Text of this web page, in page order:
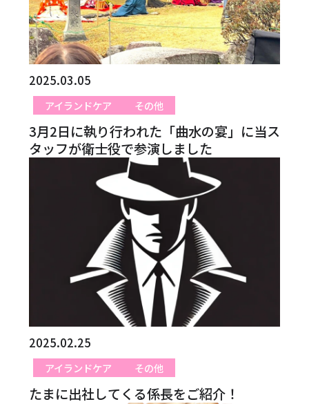
2025.03.05
アイランドケア その他
3月2日に執り行われた「曲水の宴」に当ス
タッフが衛士役で参演しました
2025.02.25
アイランドケア その他
たまに出社してくる係長をご紹介！